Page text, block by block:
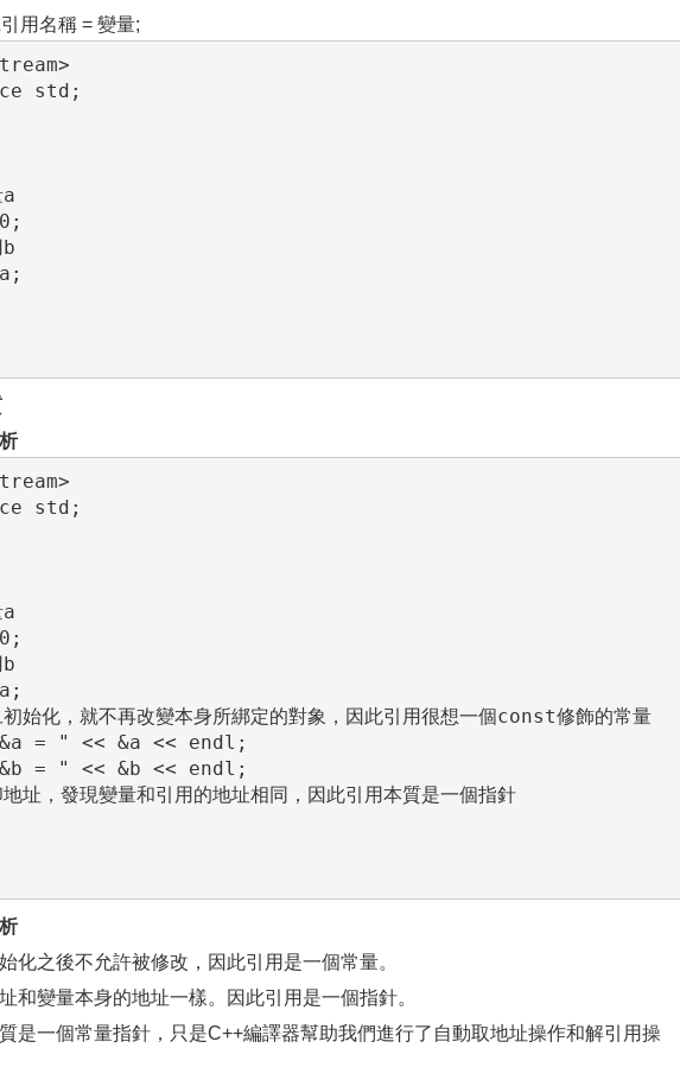
名稱 = 變量;
std;
a
b
std;
a
b
始化，就不再改變本身所綁定的對象，因此引用很想一個const修飾的常量
= " << &a << endl;
= " << &b << endl;
址，發現變量和引用的地址相同，因此引用本質是一個指針
之後不允許被修改，因此引用是一個常量。
變量本身的地址一樣。因此引用是一個指針。
一個常量指針，只是C++編譯器幫助我們進行了自動取地址操作和解引用操